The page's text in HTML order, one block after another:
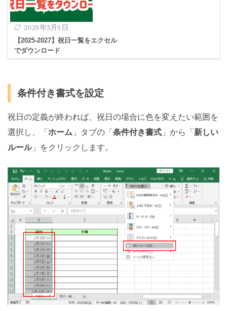
2025年3月5日
【2025-2027】祝日一覧をエクセル
でダウンロード
条件付き書式を設定
祝日の定義が終われば、祝日の場合に色を変えたい範囲を
選択し、「 ホーム 」タブの「 条件付き書式 」から「 新しい
ルール」をクリックします。